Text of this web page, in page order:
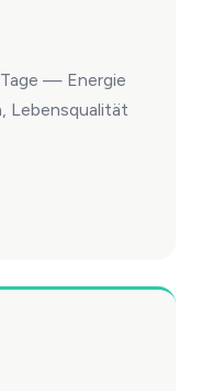
— Energie
Lebensqualität